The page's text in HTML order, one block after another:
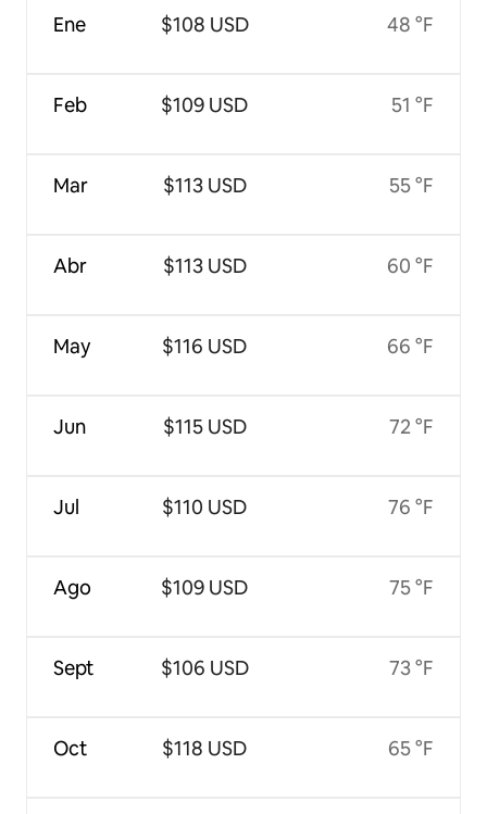
Ene
Feb
Mar
Abr
May
Jun
Jul
Ago
Sept
Oct
$108 USD
$109 USD
$113 USD
$113 USD
$116 USD
$115 USD
$110 USD
$109 USD
$106 USD
$118 USD
48 °F
51 °F
55 °F
60 °F
66 °F
72 °F
76 °F
75 °F
73 °F
65 °F